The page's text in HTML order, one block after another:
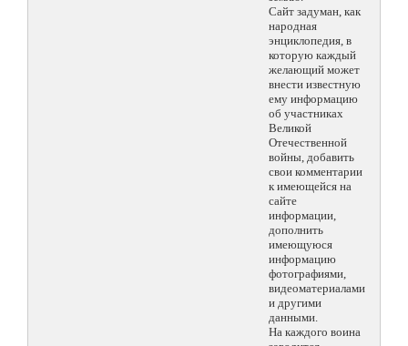
Сайт задуман, как
народная
энциклопедия, в
которую каждый
желающий может
внести известную
ему информацию
об участниках
Великой
Отечественной
войны, добавить
свои комментарии
к имеющейся на
сайте
информации,
дополнить
имеющуюся
информацию
фотографиями,
видеоматериалами
и другими
данными.
На каждого воина